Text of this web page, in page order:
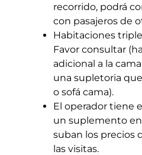
recorrido, podrá
con pasajeros de
Habitaciones
Favor consultar
adicional a la
una supletoria
o sofá cama).
El operador tiene
un suplemento
suban los precios
las visitas.